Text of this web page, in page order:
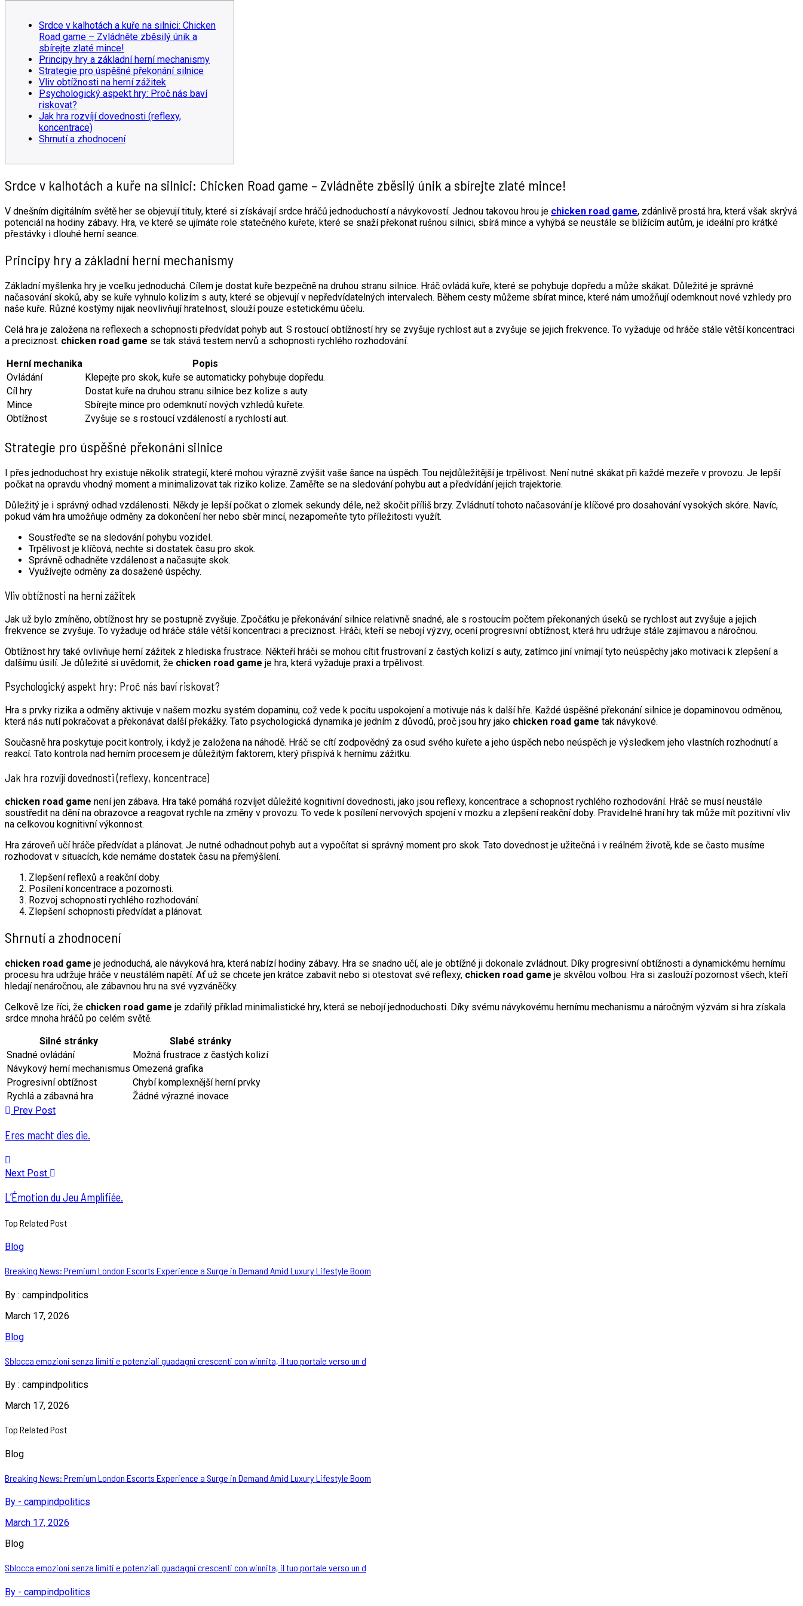
Srdce v kalhotách a kuře na silnici: Chicken
Road game – Zvládněte zběsilý únik a
sbírejte zlaté mince!
Principy hry a základní herní mechanismy
Strategie pro úspěšné překonání silnice
Vliv obtížnosti na herní zážitek
Psychologický aspekt hry: Proč nás baví
riskovat?
Jak hra rozvíjí dovednosti (reflexy,
koncentrace)
Shrnutí a zhodnocení
Srdce v kalhotách a kuře na silnici: Chicken Road game – Zvládněte zběsilý únik a sbírejte zlaté mince!
V dnešním digitálním světě her se objevují tituly, které si získávají srdce hráčů jednoduchostí a návykovostí. Jednou takovou hrou je chicken road game, zdánlivě prostá hra, která však skrývá
potenciál na hodiny zábavy. Hra, ve které se ujímáte role statečného kuřete, které se snaží překonat rušnou silnici, sbírá mince a vyhýbá se neustále se blížícím autům, je ideální pro krátké
přestávky i dlouhé herní seance.
Principy hry a základní herní mechanismy
Základní myšlenka hry je vcelku jednoduchá. Cílem je dostat kuře bezpečně na druhou stranu silnice. Hráč ovládá kuře, které se pohybuje dopředu a může skákat. Důležité je správné
načasování skoků, aby se kuře vyhnulo kolizím s auty, které se objevují v nepředvídatelných intervalech. Během cesty můžeme sbírat mince, které nám umožňují odemknout nové vzhledy pro
naše kuře. Různé kostýmy nijak neovlivňují hratelnost, slouží pouze estetickému účelu.
Celá hra je založena na reflexech a schopnosti předvídat pohyb aut. S rostoucí obtížností hry se zvyšuje rychlost aut a zvyšuje se jejich frekvence. To vyžaduje od hráče stále větší koncentraci
a preciznost. chicken road game se tak stává testem nervů a schopnosti rychlého rozhodování.
Herní mechanika
Popis
Ovládání
Klepejte pro skok, kuře se automaticky pohybuje dopředu.
Cíl hry
Dostat kuře na druhou stranu silnice bez kolize s auty.
Mince
Sbírejte mince pro odemknutí nových vzhledů kuřete.
Obtížnost
Zvyšuje se s rostoucí vzdáleností a rychlostí aut.
Strategie pro úspěšné překonání silnice
I přes jednoduchost hry existuje několik strategií, které mohou výrazně zvýšit vaše šance na úspěch. Tou nejdůležitější je trpělivost. Není nutné skákat při každé mezeře v provozu. Je lepší
počkat na opravdu vhodný moment a minimalizovat tak riziko kolize. Zaměřte se na sledování pohybu aut a předvídání jejich trajektorie.
Důležitý je i správný odhad vzdálenosti. Někdy je lepší počkat o zlomek sekundy déle, než skočit příliš brzy. Zvládnutí tohoto načasování je klíčové pro dosahování vysokých skóre. Navíc,
pokud vám hra umožňuje odměny za dokončení her nebo sběr mincí, nezapomeňte tyto příležitosti využít.
Soustřeďte se na sledování pohybu vozidel.
Trpělivost je klíčová, nechte si dostatek času pro skok.
Správně odhadněte vzdálenost a načasujte skok.
Využívejte odměny za dosažené úspěchy.
Vliv obtížnosti na herní zážitek
Jak už bylo zmíněno, obtížnost hry se postupně zvyšuje. Zpočátku je překonávání silnice relativně snadné, ale s rostoucím počtem překonaných úseků se rychlost aut zvyšuje a jejich
frekvence se zvyšuje. To vyžaduje od hráče stále větší koncentraci a preciznost. Hráči, kteří se nebojí výzvy, ocení progresivní obtížnost, která hru udržuje stále zajímavou a náročnou.
Obtížnost hry také ovlivňuje herní zážitek z hlediska frustrace. Někteří hráči se mohou cítit frustrovaní z častých kolizí s auty, zatímco jiní vnímají tyto neúspěchy jako motivaci k zlepšení a
dalšímu úsilí. Je důležité si uvědomit, že chicken road game je hra, která vyžaduje praxi a trpělivost.
Psychologický aspekt hry: Proč nás baví riskovat?
Hra s prvky rizika a odměny aktivuje v našem mozku systém dopaminu, což vede k pocitu uspokojení a motivuje nás k další hře. Každé úspěšné překonání silnice je dopaminovou odměnou,
která nás nutí pokračovat a překonávat další překážky. Tato psychologická dynamika je jedním z důvodů, proč jsou hry jako chicken road game tak návykové.
Současně hra poskytuje pocit kontroly, i když je založena na náhodě. Hráč se cítí zodpovědný za osud svého kuřete a jeho úspěch nebo neúspěch je výsledkem jeho vlastních rozhodnutí a
reakcí. Tato kontrola nad herním procesem je důležitým faktorem, který přispívá k hernímu zážitku.
Jak hra rozvíjí dovednosti (reflexy, koncentrace)
chicken road game není jen zábava. Hra také pomáhá rozvíjet důležité kognitivní dovednosti, jako jsou reflexy, koncentrace a schopnost rychlého rozhodování. Hráč se musí neustále
soustředit na dění na obrazovce a reagovat rychle na změny v provozu. To vede k posílení nervových spojení v mozku a zlepšení reakční doby. Pravidelné hraní hry tak může mít pozitivní vliv
na celkovou kognitivní výkonnost.
Hra zároveň učí hráče předvídat a plánovat. Je nutné odhadnout pohyb aut a vypočítat si správný moment pro skok. Tato dovednost je užitečná i v reálném životě, kde se často musíme
rozhodovat v situacích, kde nemáme dostatek času na přemýšlení.
Zlepšení reflexů a reakční doby.
Posílení koncentrace a pozornosti.
Rozvoj schopnosti rychlého rozhodování.
Zlepšení schopnosti předvídat a plánovat.
Shrnutí a zhodnocení
chicken road game je jednoduchá, ale návyková hra, která nabízí hodiny zábavy. Hra se snadno učí, ale je obtížné ji dokonale zvládnout. Díky progresivní obtížnosti a dynamickému hernímu
procesu hra udržuje hráče v neustálém napětí. Ať už se chcete jen krátce zabavit nebo si otestovat své reflexy, chicken road game je skvělou volbou. Hra si zaslouží pozornost všech, kteří
hledají nenáročnou, ale zábavnou hru na své vyzváněčky.
Celkově lze říci, že chicken road game je zdařilý příklad minimalistické hry, která se nebojí jednoduchosti. Díky svému návykovému hernímu mechanismu a náročným výzvám si hra získala
srdce mnoha hráčů po celém světě.
Silné stránky
Slabé stránky
Snadné ovládání
Možná frustrace z častých kolizí
Návykový herní mechanismus Omezená grafika
Progresivní obtížnost
Chybí komplexnější herní prvky
Rychlá a zábavná hra
Žádné výrazné inovace
Prev Post
Eres macht dies die.
Next Post
L’Émotion du Jeu Amplifiée.
Top Related Post
Blog
Breaking News: Premium London Escorts Experience a Surge in Demand Amid Luxury Lifestyle Boom
By : campindpolitics
March 17, 2026
Blog
Sblocca emozioni senza limiti e potenziali guadagni crescenti con winnita, il tuo portale verso un d
By : campindpolitics
March 17, 2026
Top Related Post
Blog
Breaking News: Premium London Escorts Experience a Surge in Demand Amid Luxury Lifestyle Boom
By - campindpolitics
March 17, 2026
Blog
Sblocca emozioni senza limiti e potenziali guadagni crescenti con winnita, il tuo portale verso un d
By - campindpolitics